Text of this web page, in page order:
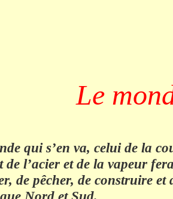
Le
qui s’en va, celui de la
de l’acier et de la vapeur
de pêcher, de construire